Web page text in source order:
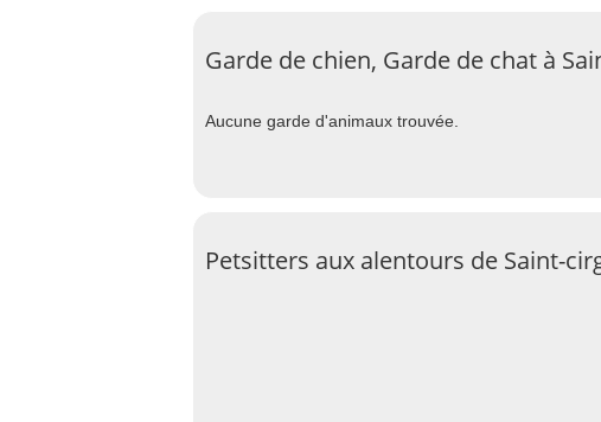
Garde de chien, Garde de chat à
Aucune garde d'animaux trouvée.
Petsitters aux alentours de Saint-